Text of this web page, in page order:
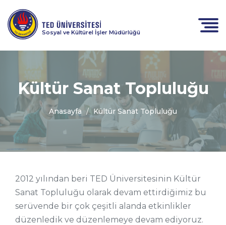
Sosyal ve Kültürel İşler Müdürlüğü
Kültür Sanat Topluluğu
Anasayfa Kültür Sanat Topluluğu
2012 yılından beri TED Üniversitesinin Kültür
Sanat Topluluğu olarak devam ettirdiğimiz bu
serüvende bir çok çeşitli alanda etkinlikler
düzenledik ve düzenlemeye devam ediyoruz.